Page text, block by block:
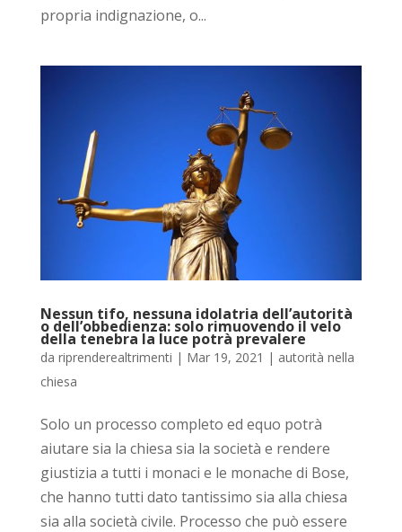
propria indignazione, o...
Nessun tifo, nessuna idolatria dell’autorità
o dell’obbedienza: solo rimuovendo il velo
della tenebra la luce potrà prevalere
da riprenderealtrimenti | Mar 19, 2021 | autorità nella
chiesa
Solo un processo completo ed equo potrà
aiutare sia la chiesa sia la società e rendere
giustizia a tutti i monaci e le monache di Bose,
che hanno tutti dato tantissimo sia alla chiesa
sia alla società civile. Processo che può essere